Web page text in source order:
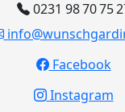
0231 98 70 75
Facebook
Instagram